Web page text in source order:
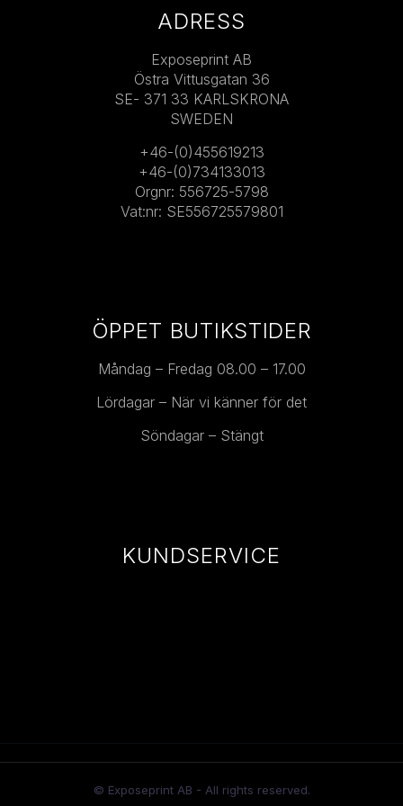
ADRESS
Exposeprint AB
Östra Vittusgatan 36
SE- 371 33 KARLSKRONA
SWEDEN
+46-(0)455619213
+46-(0)734133013
Orgnr: 556725-5798
Vat:nr: SE556725579801
ÖPPET BUTIKSTIDER
Måndag – Fredag 08.00 – 17.00
Lördagar – När vi känner för det
Söndagar – Stängt
KUNDSERVICE
© Exposeprint AB - All rights reserved.